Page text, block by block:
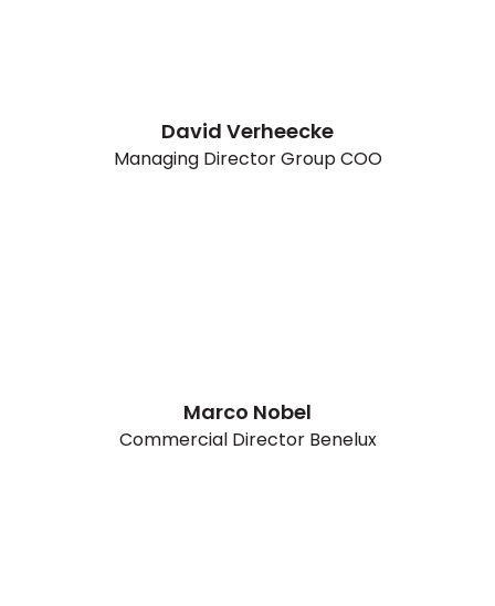
David Verheecke
Managing Director Group COO
Marco Nobel
Commercial Director Benelux